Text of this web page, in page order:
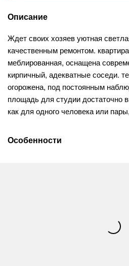
Описание
Ждет своих хозяев уютная
качественным ремонтом.
меблированная, оснащена
кирпичный, адекватные соседи.
огорожена, под постоянным
площадь для студии достаточно
как для одного человека или
Особенности